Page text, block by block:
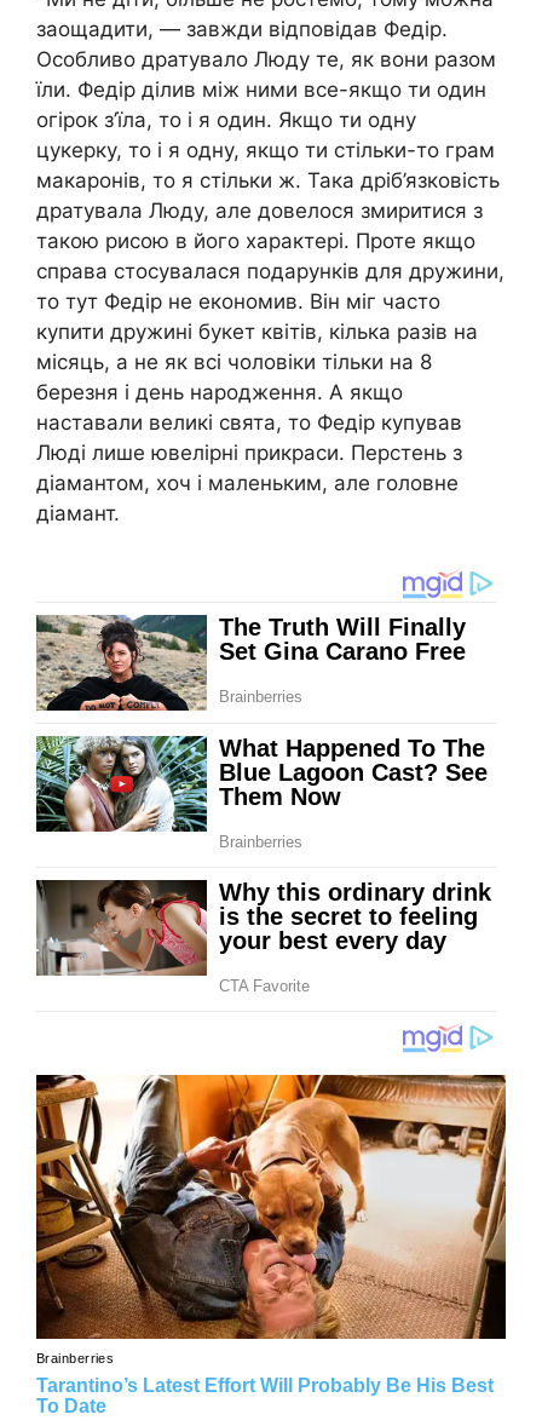
заощадити, — завжди відповідав Федір.
Особливо дратувало Люду те, як вони разом
їли. Федір ділив між ними все-якщо ти один
огірок з’їла, то і я один. Якщо ти одну
цукерку, то і я одну, якщо ти стільки-то грам
макаронів, то я стільки ж. Така дрiб’язковість
дратyвала Люду, але довелося змиритися з
такою риcою в його характері. Проте якщо
справа стосувалася подарунків для дружини,
то тут Федір не еконoмив. Він міг часто
купити дружині букет квітів, кілька разів на
місяць, а не як всі чоловіки тільки на 8
березня і день народження. А якщо
наставали великі свята, то Федір купував
Люді лише ювeлірні прикраси. Перcтень з
дiамантом, хоч і маленьким, але головне
діaмант.